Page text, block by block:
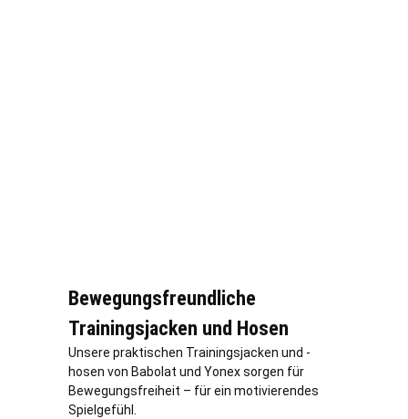
Bewegungsfreundliche
Trainingsjacken und Hosen
Unsere praktischen Trainingsjacken und -
hosen von Babolat und Yonex sorgen für
Bewegungsfreiheit – für ein motivierendes
Spielgefühl.